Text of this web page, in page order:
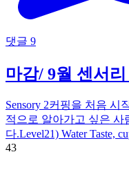
댓글 9
마감/ 9월 센서
Sensory 2커핑을 처음 시
적으로 알아가고 싶은 사
다.Level21) Water Taste,
43